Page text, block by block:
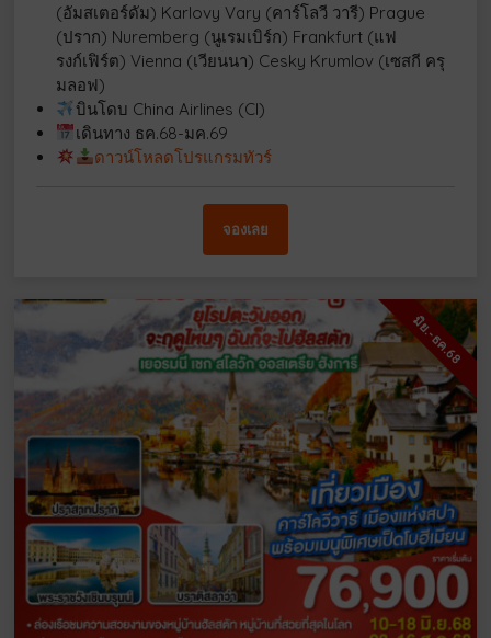
(อัมสเตอร์ดัม) Karlovy Vary (คาร์โลวี วารี) Prague
(ปราก) Nuremberg (นูเรมเบิร์ก) Frankfurt (แฟ
รงก์เฟิร์ต) Vienna (เวียนนา) Cesky Krumlov (เซสกี ครุ
มลอฟ)
บินโดบ China Airlines (CI)
เดินทาง ธค.68-มค.69
ดาวน์โหลดโปรแกรมทัวร์
จองเลย
มิย.-ธค.68